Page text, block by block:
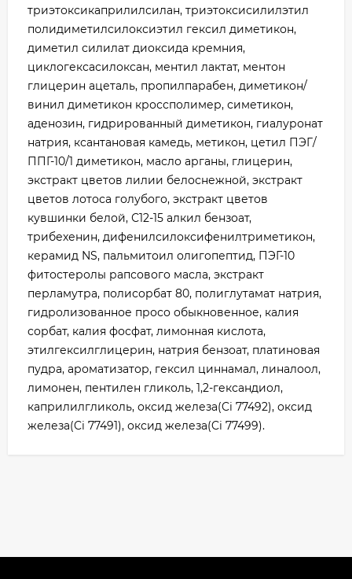
триэтоксикаприлилсилан, триэтоксисилилэтил
полидиметилсилоксиэтил гексил диметикон,
диметил силилат диоксида кремния,
циклогексасилоксан, ментил лактат, ментон
глицерин ацеталь, пропилпарабен, диметикон/
винил диметикон кроссполимер, симетикон,
аденозин, гидрированный диметикон, гиалуронат
натрия, ксантановая камедь, метикон, цетил ПЭГ/
ППГ-10/1 диметикон, масло арганы, глицерин,
экстракт цветов лилии белоснежной, экстракт
цветов лотоса голубого, экстракт цветов
кувшинки белой, С12-15 алкил бензоат,
трибехенин, дифенилсилоксифенилтриметикон,
керамид NS, пальмитоил олигопептид, ПЭГ-10
фитостеролы рапсового масла, экстракт
перламутра, полисорбат 80, полиглутамат натрия,
гидролизованное просо обыкновенное, калия
сорбат, калия фосфат, лимонная кислота,
этилгексилглицерин, натрия бензоат, платиновая
пудра, ароматизатор, гексил циннамал, линалоол,
лимонен, пентилен гликоль, 1,2-гександиол,
каприлилгликоль, оксид железа(Ci 77492), оксид
железа(Ci 77491), оксид железа(Ci 77499).